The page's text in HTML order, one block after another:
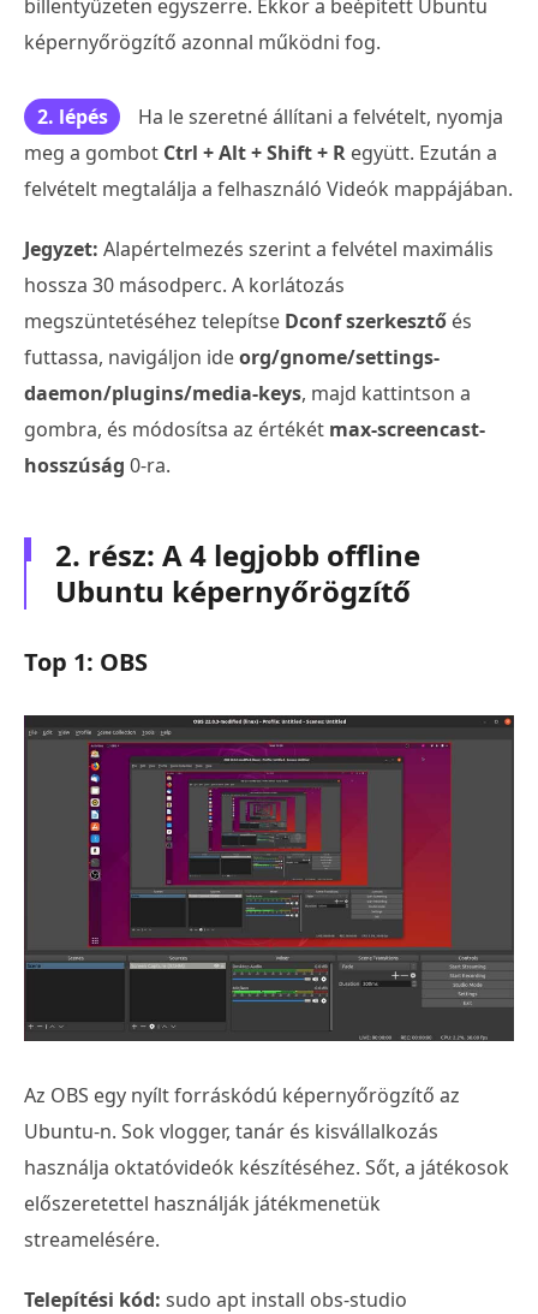
billentyűzeten egyszerre. Ekkor a beépített Ubuntu
képernyőrögzítő azonnal működni fog.
2. lépés
Ha le szeretné állítani a felvételt, nyomja
meg a gombot Ctrl + Alt + Shift + R együtt. Ezután a
felvételt megtalálja a felhasználó Videók mappájában.
Jegyzet: Alapértelmezés szerint a felvétel maximális
hossza 30 másodperc. A korlátozás
megszüntetéséhez telepítse Dconf szerkesztő és
futtassa, navigáljon ideorg/gnome/settings-
daemon/plugins/media-keys, majd kattintson a
gombra, és módosítsa az értékét max-screencast-
hosszúság 0-ra.
2. rész: A 4 legjobb offline
Ubuntu képernyőrögzítő
Top 1: OBS
Az OBS egy nyílt forráskódú képernyőrögzítő az
Ubuntu-n. Sok vlogger, tanár és kisvállalkozás
használja oktatóvideók készítéséhez. Sőt, a játékosok
előszeretettel használják játékmenetük
streamelésére.
Telepítési kód: sudo apt install obs-studio